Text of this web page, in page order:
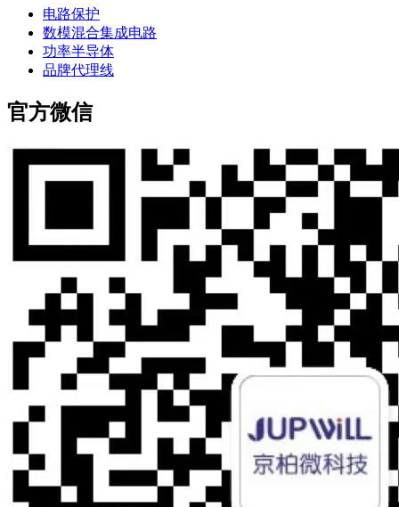
电路保护
数模混合集成电路
功率半导体
品牌代理线
官方微信